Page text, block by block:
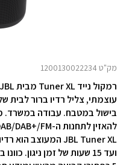
מק"ט 1200130022234
רמקול נייד Tuner XL מבית JBL
עוצמתי, צליל רדיו ברור לבית
בישול במטבח. עבודה במשרד.
ועד 15 שעות של זמן ניגון.